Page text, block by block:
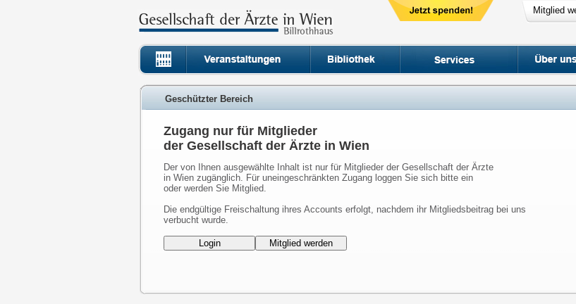
Mitglied
Geschützter Bereich
Zugang nur für Mitglieder
der Gesellschaft der Ärzte in Wien
Der von Ihnen ausgewählte Inhalt ist nur für Mitglieder der Gesellschaft der Ärzte
in Wien zugänglich. Für uneingeschränkten Zugang loggen Sie sich bitte ein
oder werden Sie Mitglied.
Die endgültige Freischaltung ihres Accounts erfolgt, nachdem ihr Mitgliedsbeitrag bei uns
verbucht wurde.